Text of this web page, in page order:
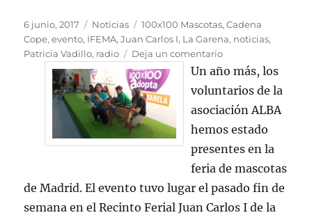
Publicado
el
6 junio, 2017 Categorías
Noticias Etiquetas
100x100 Mascotas,Cadena
Cope,evento, IFEMA,Juan Carlos I, La Garena, noticias,
Patricia Vadillo, radio Deja un comentarioen
ALBA
el
100×100
Mascotas
Un año más, los
voluntarios de la
asociación ALBA
hemos estado
presentes en la
feria de mascotas
de Madrid. El evento tuvo lugar el pasado fin de
semana en el Recinto Ferial Juan Carlos I de la